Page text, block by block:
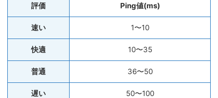
評価 Ping値(ms)
速い 1〜10
快適 10〜35
普通 36〜50
遅い 50〜100